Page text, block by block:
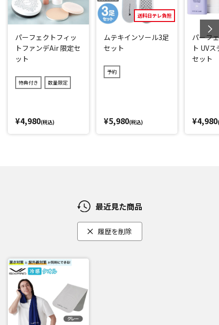
*2：乾いていたら、再度ぬらしてください。
*3：タンブラー乾燥、ドラム式洗濯機のご使用は避けてくだ
パーフェクトフィッ
トファンデAir 限定セ
ット
特典付き 数量限定
¥4,980(税込)
送料日テレ負担
ムテキインソール3足
セット
予約
¥5,980(税込)
パーフ
ト UV
セット
¥4,980
最近見た商品
履歴を削除